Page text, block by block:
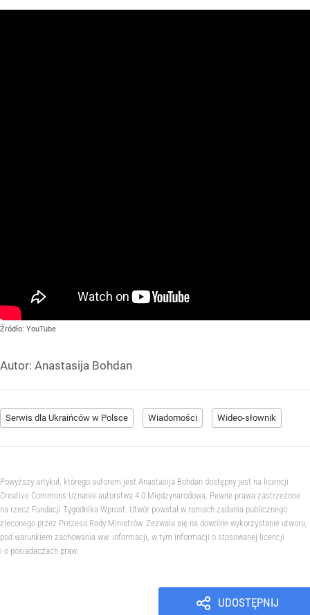
Źródło: YouTube
Autor: Anastasija Bohdan
Serwis dla Ukraińców w Polsce Wiadomości Wideo-słownik
Powyższy artykuł, którego autorem jest Anastasija Bohdan dostępny jest na licencji
Creative Commons Uznanie autorstwa 4.0 Międzynarodowa. Pewne prawa zastrzeżone
na rzecz Fundacji Tygodnika Wprost. Utwór powstał w ramach zadania publicznego
zleconego przez Prezesa Rady Ministrów. Zezwala się na dowolne wykorzystanie utworu,
pod warunkiem zachowania ww. informacji, w tym informacji o stosowanej licencji
i o posiadaczach praw.
UDOSTĘPNIJ